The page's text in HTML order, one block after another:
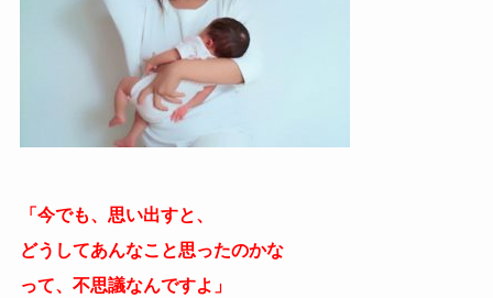
「今でも、思い出すと、
どうしてあんなこと思ったのかな
って、不思議なんですよ」